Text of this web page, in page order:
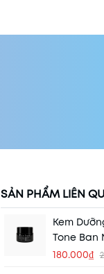
SẢN PHẨM LIÊN
Kem
Tone Ban
180.000₫